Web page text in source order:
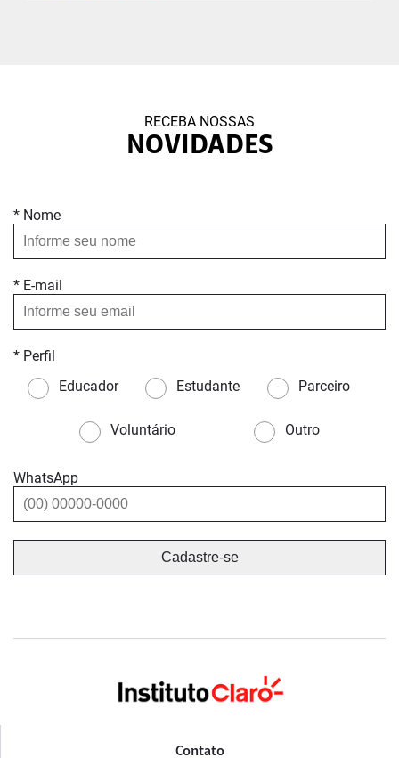
RECEBA NOSSAS
NOVIDADES
* Nome
* E-mail
* Perfil
Educador
Estudante Parceiro
Voluntário Outro
WhatsApp
Contato